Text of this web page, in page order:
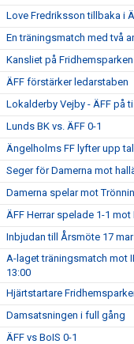
Love Fredriksson tillbaka i
En träningsmatch med två
Kansliet på
ÄFF förstärker ledarstaben
Lokalderby Vejby - ÄFF på
Lunds BK vs. ÄFF 0-1
Ängelholms FF lyfter upp
Seger för Damerna mot
Damerna spelar mot
ÄFF Herrar spelade 1-1 mot
Inbjudan till Årsmöte 17
A-laget träningsmatch mot
13:00
Hjärtstartare
Damsatsningen i full gång
ÄFF vs BoIS 0-1